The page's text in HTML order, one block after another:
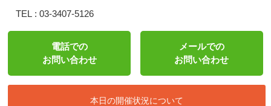
TEL :03-3407-5126
電話での
お問い合わせ
メールでの
お問い合わせ
本日の開催状況について